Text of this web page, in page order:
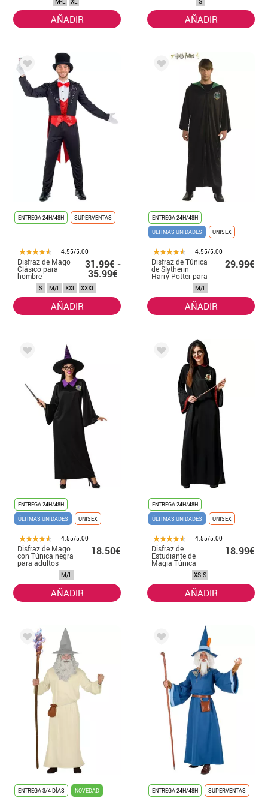
AÑADIR AÑADIR
ENTREGA 24H/48H SUPERVENTAS
4.55/5.00
Disfraz de Mago
Clásico para
hombre
31.99€ -
35.99€
S M/L XXL XXXL
AÑADIR
ENTREGA 24H/48H
ÚLTIMAS UNIDADES
UNISEX
4.55/5.00
Disfraz de Túnica
de Slytherin
Harry Potter para
adultos
29.99€
M/L
AÑADIR
ENTREGA 24H/48H
ÚLTIMAS UNIDADES
UNISEX
4.55/5.00
Disfraz de Mago
con Túnica negra
para adultos
18.50€
M/L
AÑADIR
ENTREGA 24H/48H
ÚLTIMAS UNIDADES
UNISEX
4.55/5.00
Disfraz de
Estudiante de
Magia Túnica
para adultos
18.99€
XS-S
AÑADIR
ENTREGA 3/4 DÍAS NOVEDAD ENTREGA 24H/48H SUPERVENTAS